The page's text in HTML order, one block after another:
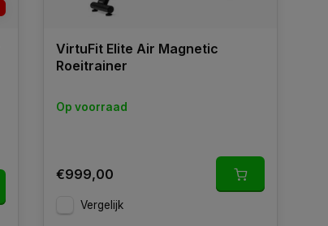
VirtuFit Elite Air Magnetic
Roeitrainer
Op voorraad
€999,00
Vergelijk